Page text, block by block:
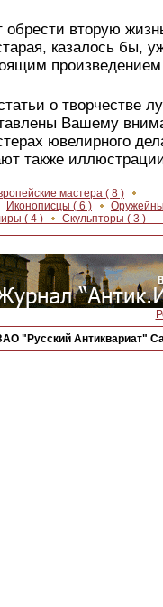
вторую
казалось бы,
произведением
о творчестве
Вашему
ювелирного
также
мастера ( 8 )
Иконописцы ( 6 )
( 4 ) Скульпторы ( 3 )
"Русский Антиквариат"